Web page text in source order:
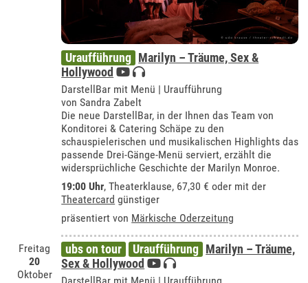
Uraufführung Marilyn – Träume, Sex &
Hollywood
DarstellBar mit Menü | Uraufführung
von Sandra Zabelt
Die neue DarstellBar, in der Ihnen das Team von
Konditorei & Catering Schäpe zu den
schauspielerischen und musikalischen Highlights das
passende Drei-Gänge-Menü serviert, erzählt die
widersprüchliche Geschichte der Marilyn Monroe.
19:00 Uhr,Theaterklause, 67,30 € oder mit der
Theatercard günstiger
präsentiert von Märkische Oderzeitung
Freitag
20
Oktober
ubs on tour Uraufführung Marilyn – Träume,
Sex & Hollywood